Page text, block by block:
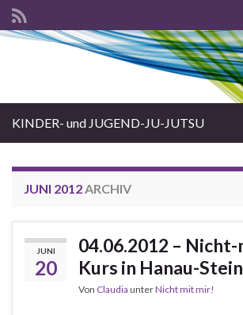
KINDER- und JUGEND-JU-JUTSU
JUNI 2012ARCHIV
JUNI
20
04.06.2012 –
Kurs in Hanau-
Von Claudia unterNicht mit mir!